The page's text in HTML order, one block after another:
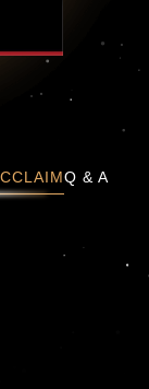
Q & A